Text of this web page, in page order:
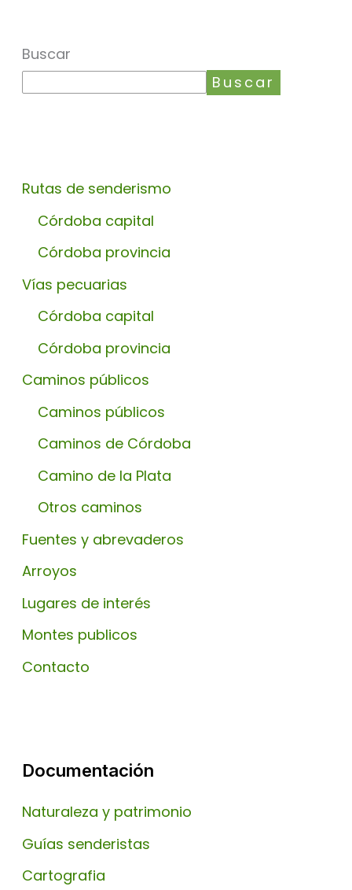
Buscar
Buscar
Rutas de senderismo
Córdoba capital
Córdoba provincia
Vías pecuarias
Córdoba capital
Córdoba provincia
Caminos públicos
Caminos públicos
Caminos de Córdoba
Camino de la Plata
Otros caminos
Fuentes y abrevaderos
Arroyos
Lugares de interés
Montes publicos
Contacto
Documentación
Naturaleza y patrimonio
Guías senderistas
Cartografia